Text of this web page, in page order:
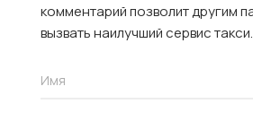
комментарий позволит другим
вызвать наилучший сервис такси.